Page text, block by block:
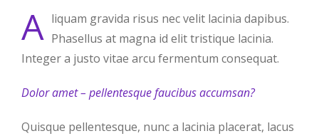
A liquam gravida risus nec velit lacinia dapibus.
Phasellus at magna id elit tristique lacinia.
Integer a justo vitae arcu fermentum consequat.
Dolor amet – pellentesque faucibus accumsan?
Quisque pellentesque, nunc a lacinia placerat, lacus